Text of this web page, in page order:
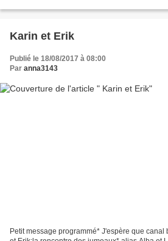
Karin et Erik
Publié le 18/08/2017 à 08:00
Par anna3143
Petit message programmé* J'espère que